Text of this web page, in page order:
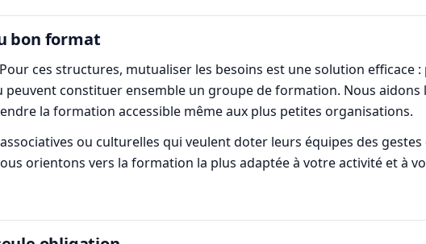
bon format
ces structures, mutualiser les besoins est une solution efficace
constituer ensemble un groupe de formation. Nous aidons
la formation accessible même aux plus petites organisations.
ou culturelles qui veulent doter leurs équipes des
orientons vers la formation la plus adaptée à votre activité et à